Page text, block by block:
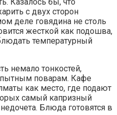
Казалось бы, что
с двух сторон
деле говядина не столь
жесткой как подошва,
температурный
немало тонкостей,
поварам. Кафе
как место, где подают
самый капризный
Блюда готовятся в